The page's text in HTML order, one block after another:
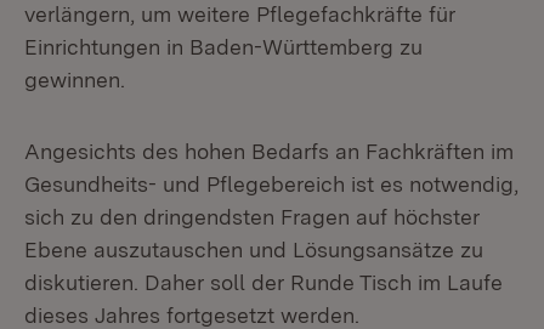
verlängern, um weitere Pflegefachkräfte für
Einrichtungen in Baden-Württemberg zu
gewinnen.
Angesichts des hohen Bedarfs an Fachkräften im
Gesundheits- und Pflegebereich ist es notwendig,
sich zu den dringendsten Fragen auf höchster
Ebene auszutauschen und Lösungsansätze zu
diskutieren. Daher soll der Runde Tisch im Laufe
dieses Jahres fortgesetzt werden.